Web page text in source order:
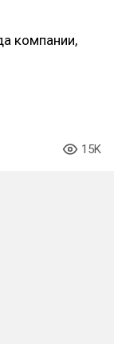
компании,
15K